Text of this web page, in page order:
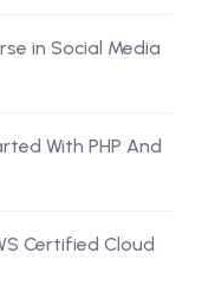
in Social Media
With PHP And
Certified Cloud